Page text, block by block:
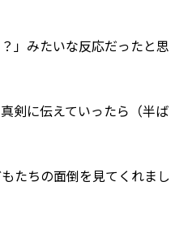
」みたいな反応だったと思
剣に伝えていったら（半ば
たちの面倒を見てくれまし